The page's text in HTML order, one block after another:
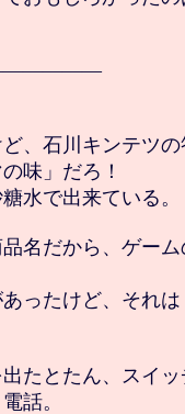
、石川キンテツ
味」だろ！
水で出来ている。
名だから、ゲー
ったけど、それ
たとたん、スイ
話。